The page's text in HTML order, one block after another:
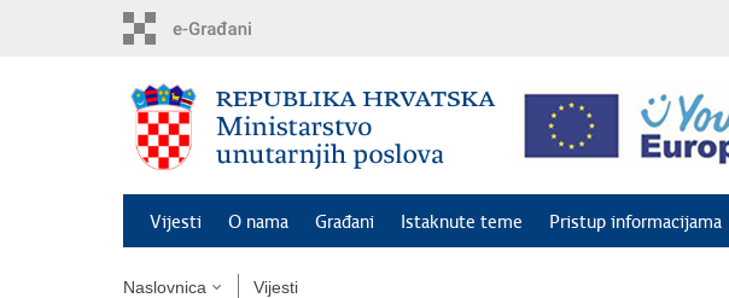
Vijesti O nama Građani Istaknute teme Pristup informacijama
Naslovnica Vijesti